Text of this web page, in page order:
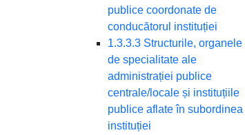
publice coordonate de
conducătorul instituției
1.3.3.3 Structurile, organele
de specialitate ale
administrației publice
centrale/locale și instituțiile
publice aflate în subordinea
instituției